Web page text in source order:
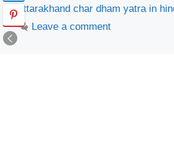
uttarakhand char dham yatra in
Leave a comment